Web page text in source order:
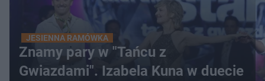
JESIENNA RAMÓWKA
Znamy pary w "Tańcu z
Gwiazdami". Izabela Kuna w duecie